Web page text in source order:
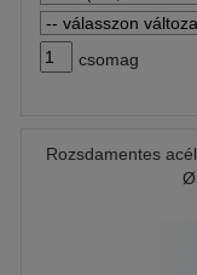
csomag
Rozsdamentes